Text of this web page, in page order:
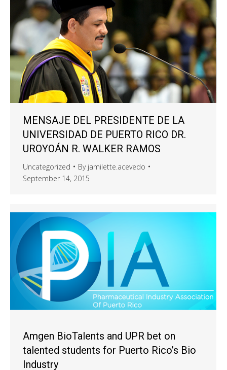
MENSAJE DEL PRESIDENTE DE LA
UNIVERSIDAD DE PUERTO RICO DR.
UROYOÁN R. WALKER RAMOS
Uncategorized By jamilette.acevedo
September 14, 2015
Amgen BioTalents and UPR bet on
talented students for Puerto Rico’s Bio
Industry